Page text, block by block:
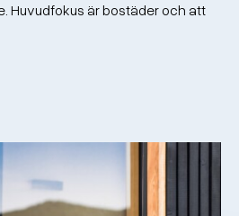
Huvudfokus är bostäder och att